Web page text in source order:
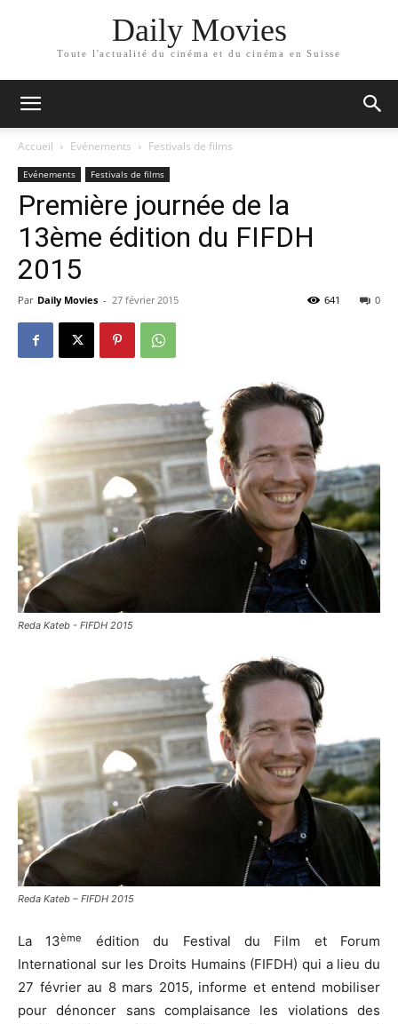
Daily Movies
Toute l'actualité du cinéma et du cinéma en Suisse
Accueil Evénements Festivals de films
Evénements Festivals de films
Première journée de la
13ème édition du FIFDH
2015
Par Daily Movies - 27 février 2015 0
641
Reda Kateb - FIFDH 2015
Reda Kateb – FIFDH 2015
La 13ème
édition du Festival du Film et Forum
International sur les Droits Humains (FIFDH) qui a lieu du
27 février au 8 mars 2015, informe et entend mobiliser
pour dénoncer sans complaisance les violations des